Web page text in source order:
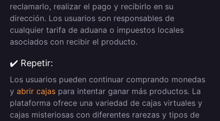
reclamarlo, realizar el pago y recibirlo en su
dirección. Los usuarios son responsables de
cualquier tarifa de aduana o impuestos locales
asociados con recibir el producto.
✔️ Repetir:
Los usuarios pueden continuar comprando monedas
y abrir cajas para intentar ganar más productos. La
plataforma ofrece una variedad de cajas virtuales y
cajas misteriosas con diferentes rarezas y tipos de